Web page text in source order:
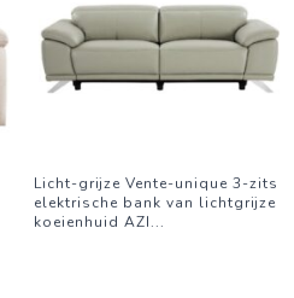
Licht-grijze Vente-unique 3-zits
elektrische bank van lichtgrijze
koeienhuid AZI...